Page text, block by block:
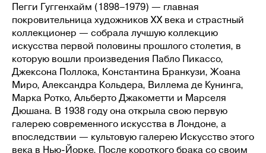
Пегги Гуггенхайм (1898–1979) — главная
покровительница художников ХХ века и страстный
коллекционер — собрала лучшую коллекцию
искусства первой половины прошлого столетия, в
которую вошли произведения Пабло Пикассо,
Джексона Поллока, Константина Бранкузи, Жоана
Миро, Александра Кольдера, Виллема де Кунинга,
Марка Ротко, Альберто Джакометти и Марселя
Дюшана. В 1938 году она открыла свою первую
галерею современного искусства в Лондоне, а
впоследствии — культовую галерею Искусство этого
века в Нью-Йорке. После короткого брака со своим